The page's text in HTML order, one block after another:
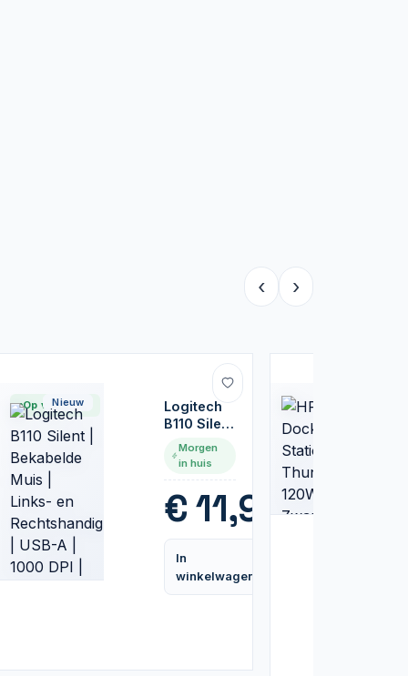
‹ ›
Vergelijk
Op voorraad
Nieuw
Logitech
B110 Silent
Bekabelde
Links- en
Rechtshandig
| USB-A |
1000 DPI |
Zwart
Morgen
in huis
€11,95
In
winkelwagen